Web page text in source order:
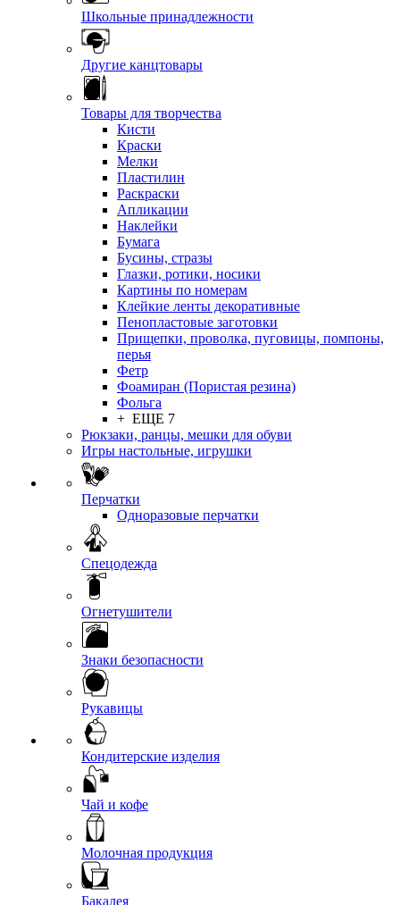
Школьные принадлежности
Другие канцтовары
Товары для творчества
Кисти
Краски
Мелки
Пластилин
Раскраски
Апликации
Наклейки
Бумага
Бусины, стразы
Глазки, ротики, носики
Картины по номерам
Клейкие ленты декоративные
Пенопластовые заготовки
Прищепки, проволка, пуговицы, помпоны,
перья
Фетр
Фоамиран (Пористая резина)
Фольга
+ ЕЩЕ 7
Рюкзаки, ранцы, мешки для обуви
Игры настольные, игрушки
Перчатки
Одноразовые перчатки
Спецодежда
Огнетушители
Знаки безопасности
Рукавицы
Кондитерские изделия
Чай и кофе
Молочная продукция
Бакалея